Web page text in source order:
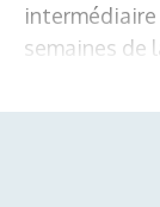
semaines de